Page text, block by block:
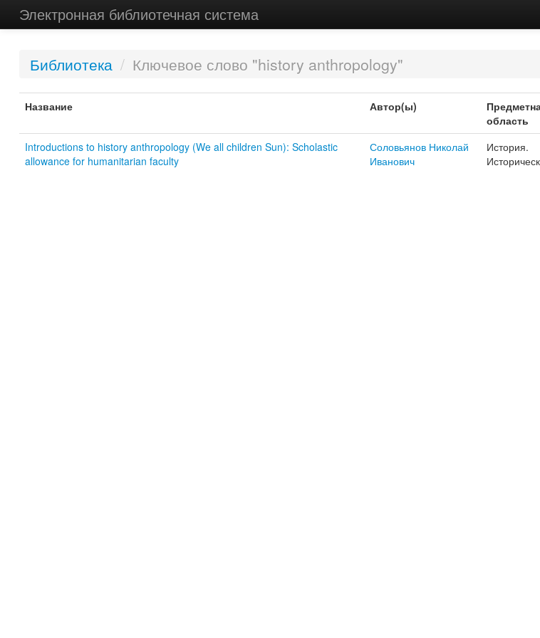
Электронная библиотечная система
Библиотека / Ключевое слово "history anthropology"
Название Автор(ы)
область
Introductions to history anthropology (We all children Sun): Scholastic
allowance for humanitarian faculty
Соловьянов Николай
Иванович
История.